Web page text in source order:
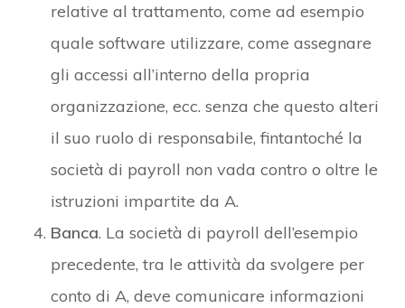
relative al trattamento, come ad esempio
quale software utilizzare, come assegnare
gli accessi all’interno della propria
organizzazione, ecc. senza che questo alteri
il suo ruolo di responsabile, fintantoché la
società di payroll non vada contro o oltre le
istruzioni impartite da A.
Banca. La società di payroll dell’esempio
precedente, tra le attività da svolgere per
conto di A, deve comunicare informazioni